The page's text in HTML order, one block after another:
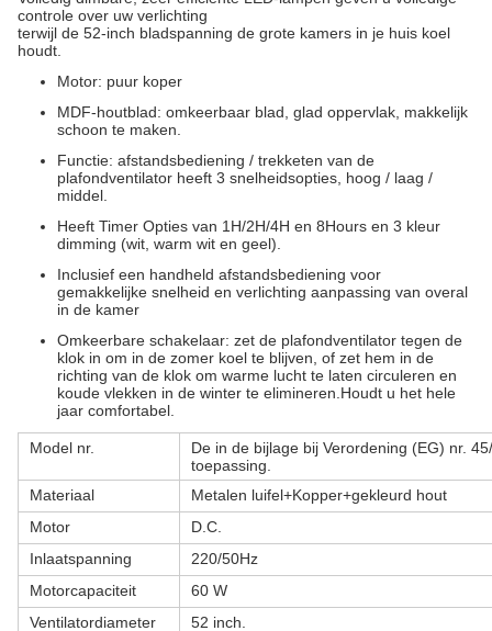
controle over uw verlichting
terwijl de 52-inch bladspanning de grote kamers in je huis koel
houdt.
Motor: puur koper
MDF-houtblad: omkeerbaar blad, glad oppervlak, makkelijk
schoon te maken.
Functie: afstandsbediening / trekketen van de
plafondventilator heeft 3 snelheidsopties, hoog / laag /
middel.
Heeft Timer Opties van 1H/2H/4H en 8Hours en 3 kleur
dimming (wit, warm wit en geel).
Inclusief een handheld afstandsbediening voor
gemakkelijke snelheid en verlichting aanpassing van overal
in de kamer
Omkeerbare schakelaar: zet de plafondventilator tegen de
klok in om in de zomer koel te blijven, of zet hem in de
richting van de klok om warme lucht te laten circuleren en
koude vlekken in de winter te elimineren.Houdt u het hele
jaar comfortabel.
Model nr.
De in de bijlage bij Verordening (EG) nr.
toepassing.
Materiaal
Metalen luifel+Kopper+gekleurd hout
Motor
D.C.
Inlaatspanning
220/50Hz
Motorcapaciteit
60 W
Ventilatordiameter
52 inch.